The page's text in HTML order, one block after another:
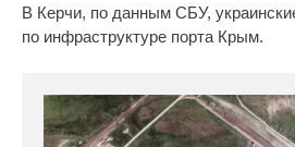
В Керчи, по данным СБУ,
по инфраструктуре порта Крым.